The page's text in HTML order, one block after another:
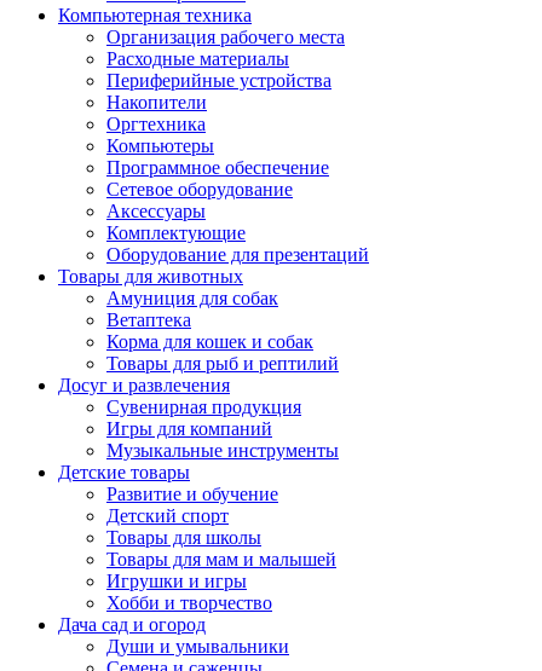
Компьютерная техника
Организация рабочего места
Расходные материалы
Периферийные устройства
Накопители
Оргтехника
Компьютеры
Программное обеспечение
Сетевое оборудование
Аксессуары
Комплектующие
Оборудование для презентаций
Товары для животных
Амуниция для собак
Ветаптека
Корма для кошек и собак
Товары для рыб и рептилий
Досуг и развлечения
Сувенирная продукция
Игры для компаний
Музыкальные инструменты
Детские товары
Развитие и обучение
Детский спорт
Товары для школы
Товары для мам и малышей
Игрушки и игры
Хобби и творчество
Дача сад и огород
Души и умывальники